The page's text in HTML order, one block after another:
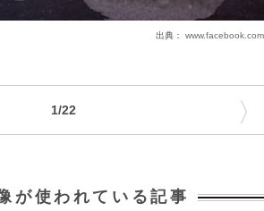
出典： www.facebook.com
1/22 〉
が使われている記事